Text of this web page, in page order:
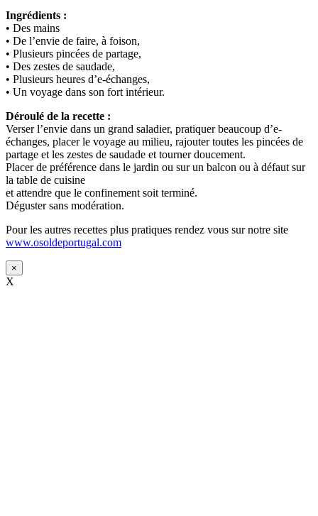
Ingrédients :
• Des mains
• De l’envie de faire, à foison,
• Plusieurs pincées de partage,
• Des zestes de saudade,
• Plusieurs heures d’e-échanges,
• Un voyage dans son fort intérieur.
Déroulé de la recette :
Verser l’envie dans un grand saladier, pratiquer beaucoup d’e-
échanges, placer le voyage au milieu, rajouter toutes les pincées de
partage et les zestes de saudade et tourner doucement.
Placer de préférence dans le jardin ou sur un balcon ou à défaut sur
la table de cuisine
et attendre que le confinement soit terminé.
Déguster sans modération.
Pour les autres recettes plus pratiques rendez vous sur notre site
www.osoldeportugal.com
×
X